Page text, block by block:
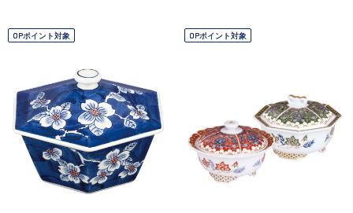
OPポイント対象 OPポイント対象